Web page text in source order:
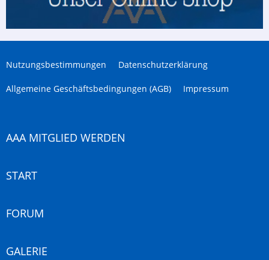
Nutzungsbestimmungen Datenschutzerklärung
Allgemeine Geschäftsbedingungen (AGB) Impressum
AAA MITGLIED WERDEN
START
FORUM
GALERIE